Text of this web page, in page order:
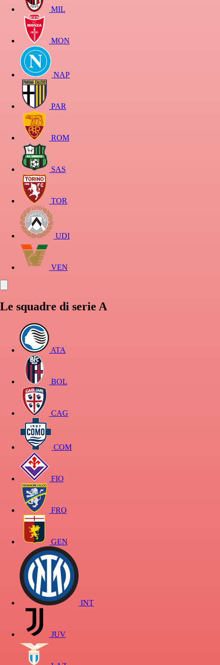
MIL
MON
NAP
PAR
ROM
SAS
TOR
UDI
VEN
Le squadre di serie A
ATA
BOL
CAG
COM
FIO
FRO
GEN
INT
JUV